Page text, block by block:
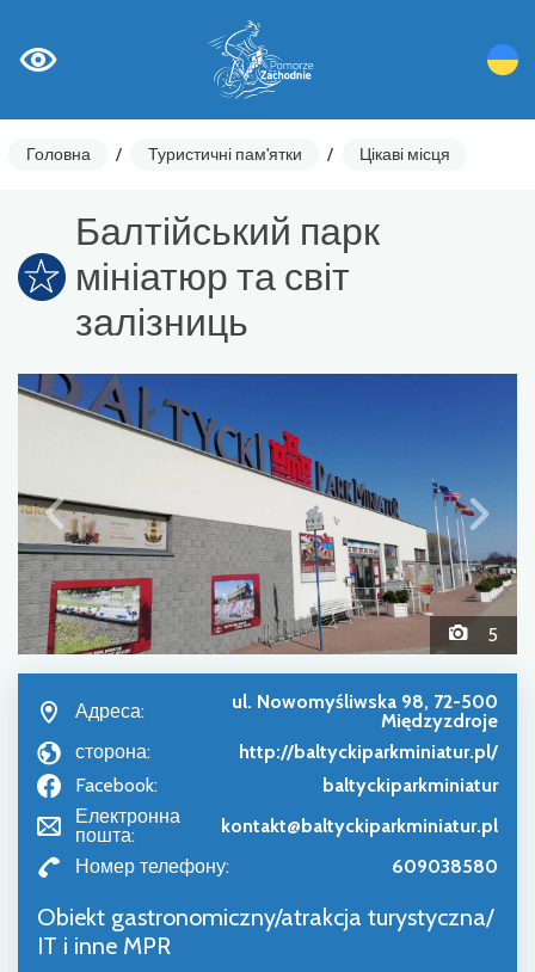
Головна / Туристичні пам'ятки / Цікаві місця
Балтійський парк
мініатюр та світ
залізниць
5
Адреса:
ul. Nowomyśliwska 98, 72-500
Międzyzdroje
сторона:
http://baltyckiparkminiatur.pl/
Facebook:
baltyckiparkminiatur
Електронна
пошта:
kontakt@baltyckiparkminiatur.pl
Номер телефону:
609038580
Obiekt gastronomiczny/atrakcja turystyczna/
IT i inne MPR